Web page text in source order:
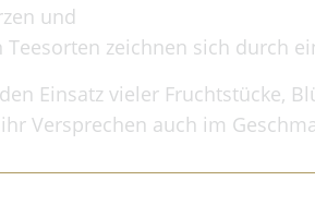
und
Teesorten zeichnen sich durch
Einsatz vieler Fruchtstücke,
Versprechen auch im